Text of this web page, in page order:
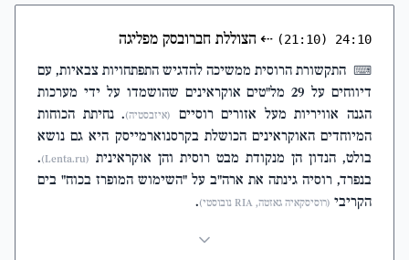
24:10
(21:10)
⇠ הצוללת חברובסק מפליגה
⌨ התקשורת הרוסית ממשיכה להדגיש התפתחויות צבאיות, עם
דיווחים על 29 מל"טים אוקראינים שהושמדו על ידי מערכות
הגנה אוויריות מעל אזורים רוסיים
(איזבסטיה). נחיתת הכוחות
המיוחדים האוקראינים הכושלת בקרסנוארמייסק היא גם נושא
בולט, הנדון הן מנקודת מבט רוסית והן אוקראינית (Lenta.ru)
.
בנפרד, רוסיה גינתה את ארה"ב על "השימוש המופרז בכוח" בים
הקריבי (רוסיסקאיה גאזטה, RIA נובוסטי) .